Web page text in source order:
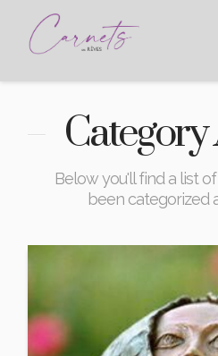
Below you'll find a list
been categorized